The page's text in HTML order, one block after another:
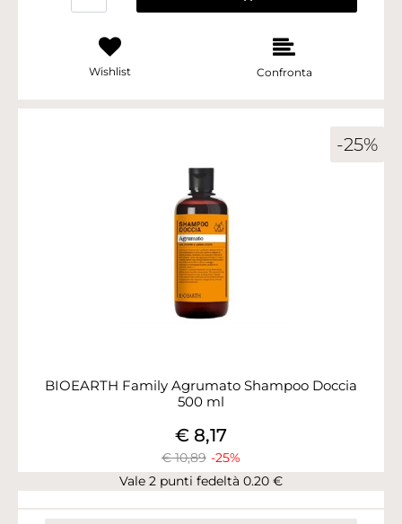
Wishlist Confronta
-25%
BIOEARTH Family Agrumato Shampoo Doccia
500 ml
€ 10,89 -25%
€ 8,17
Vale 2 punti fedeltà 0.20 €